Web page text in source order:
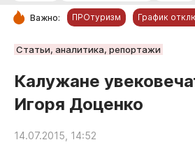
РУБРИКИ
Новости компаний
Статьи
Народные новости
Важно: ПРОтуризм График
Статьи, аналитика, репортажи
Калужане
Игоря Доценко
14.07.2015, 14:52